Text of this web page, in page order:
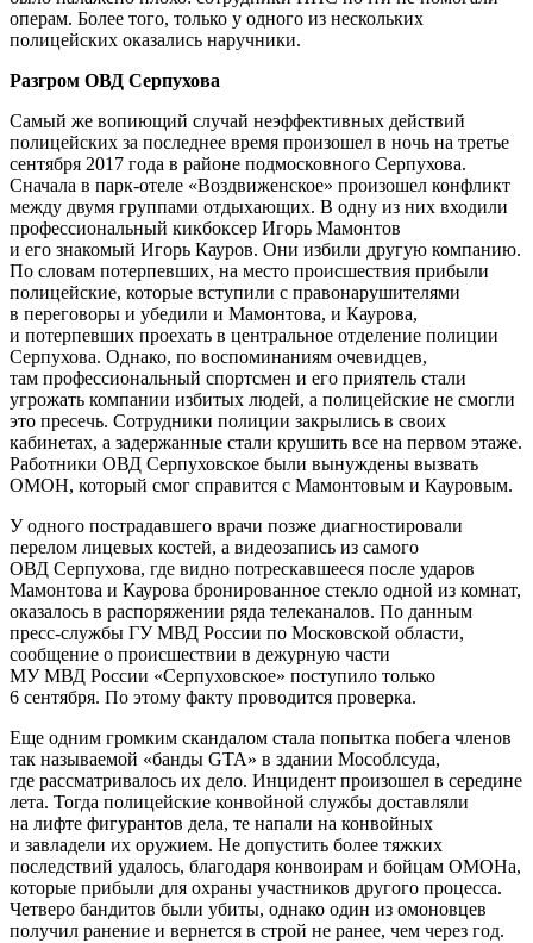
операм. Более того, только у одного из нескольких
полицейских оказались наручники.
Разгром ОВД Серпухова
Самый же вопиющий случай неэффективных действий
полицейских за последнее время произошел в ночь на третье
сентября 2017 года в районе подмосковного Серпухова.
Сначала в парк-отеле «Воздвиженское» произошел конфликт
между двумя группами отдыхающих. В одну из них входили
профессиональный кикбоксер Игорь Мамонтов
и его знакомый Игорь Кауров. Они избили другую компанию.
По словам потерпевших, на место происшествия прибыли
полицейские, которые вступили с правонарушителями
в переговоры и убедили и Мамонтова, и Каурова,
и потерпевших проехать в центральное отделение полиции
Серпухова. Однако, по воспоминаниям очевидцев,
там профессиональный спортсмен и его приятель стали
угрожать компании избитых людей, а полицейские не смогли
это пресечь. Сотрудники полиции закрылись в своих
кабинетах, а задержанные стали крушить все на первом этаже.
Работники ОВД Серпуховское были вынуждены вызвать
ОМОН, который смог справится с Мамонтовым и Кауровым.
У одного пострадавшего врачи позже диагностировали
перелом лицевых костей, а видеозапись из самого
ОВД Серпухова, где видно потрескавшееся после ударов
Мамонтова и Каурова бронированное стекло одной из комнат,
оказалось в распоряжении ряда телеканалов. По данным
пресс-службы ГУ МВД России по Московской области,
сообщение о происшествии в дежурную части
МУ МВД России «Серпуховское» поступило только
6 сентября. По этому факту проводится проверка.
Еще одним громким скандалом стала попытка побега членов
так называемой «банды GTA» в здании Мособлсуда,
где рассматривалось их дело. Инцидент произошел в середине
лета. Тогда полицейские конвойной службы доставляли
на лифте фигурантов дела, те напали на конвойных
и завладели их оружием. Не допустить более тяжких
последствий удалось, благодаря конвоирам и бойцам ОМОНа,
которые прибыли для охраны участников другого процесса.
Четверо бандитов были убиты, однако один из омоновцев
получил ранение и вернется в строй не ранее, чем через год.